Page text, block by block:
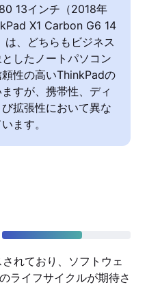
13インチ（2018年
X1 Carbon G6 14
、どちらもビジネス
したノートパソコン
性の高いThinkPadの
すが、携帯性、ディ
拡張性において異な
ます。
れており、ソフトウェ
ライフサイクルが期待さ